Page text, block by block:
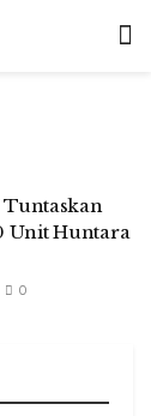
Tuntaskan
Unit Huntara
0